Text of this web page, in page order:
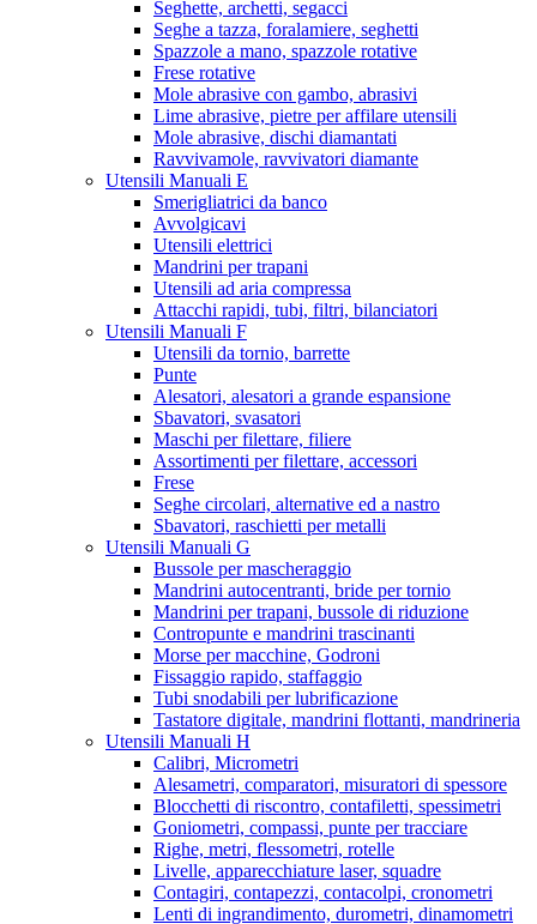
Seghette, archetti, segacci
Seghe a tazza, foralamiere, seghetti
Spazzole a mano, spazzole rotative
Frese rotative
Mole abrasive con gambo, abrasivi
Lime abrasive, pietre per affilare utensili
Mole abrasive, dischi diamantati
Ravvivamole, ravvivatori diamante
Utensili Manuali E
Smerigliatrici da banco
Avvolgicavi
Utensili elettrici
Mandrini per trapani
Utensili ad aria compressa
Attacchi rapidi, tubi, filtri, bilanciatori
Utensili Manuali F
Utensili da tornio, barrette
Punte
Alesatori, alesatori a grande espansione
Sbavatori, svasatori
Maschi per filettare, filiere
Assortimenti per filettare, accessori
Frese
Seghe circolari, alternative ed a nastro
Sbavatori, raschietti per metalli
Utensili Manuali G
Bussole per mascheraggio
Mandrini autocentranti, bride per tornio
Mandrini per trapani, bussole di riduzione
Contropunte e mandrini trascinanti
Morse per macchine, Godroni
Fissaggio rapido, staffaggio
Tubi snodabili per lubrificazione
Tastatore digitale, mandrini flottanti, mandrineria
Utensili Manuali H
Calibri, Micrometri
Alesametri, comparatori, misuratori di spessore
Blocchetti di riscontro, contafiletti, spessimetri
Goniometri, compassi, punte per tracciare
Righe, metri, flessometri, rotelle
Livelle, apparecchiature laser, squadre
Contagiri, contapezzi, contacolpi, cronometri
Lenti di ingrandimento, durometri, dinamometri